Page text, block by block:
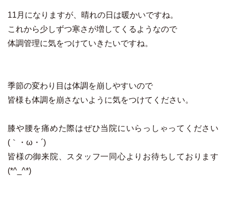
11月になりますが、晴れの日は暖かいですね。
これから少しずつ寒さが増してくるようなので
体調管理に気をつけていきたいですね。
季節の変わり目は体調を崩しやすいので
皆様も体調を崩さないように気をつけてください。
膝や腰を痛めた際はぜひ当院にいらっしゃってください
(｀・ω・´)
皆様の御来院、スタッフ一同心よりお待ちしております
(*^_^*)